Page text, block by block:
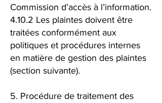
Commission d’accès à l’information.
4.10.2 Les plaintes doivent être
traitées conformément aux
politiques et procédures internes
en matière de gestion des plaintes
(section suivante).
5. Procédure de traitement des